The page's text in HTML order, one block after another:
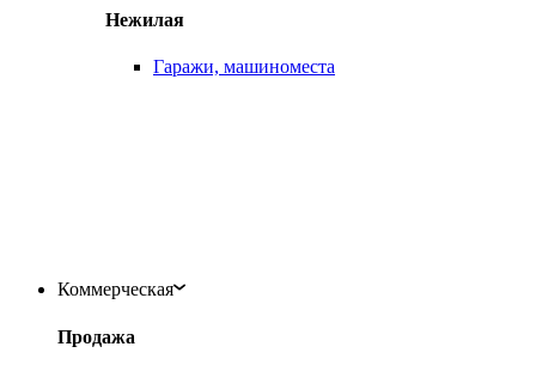
Нежилая
Гаражи, машиноместа
Коммерческая
Продажа